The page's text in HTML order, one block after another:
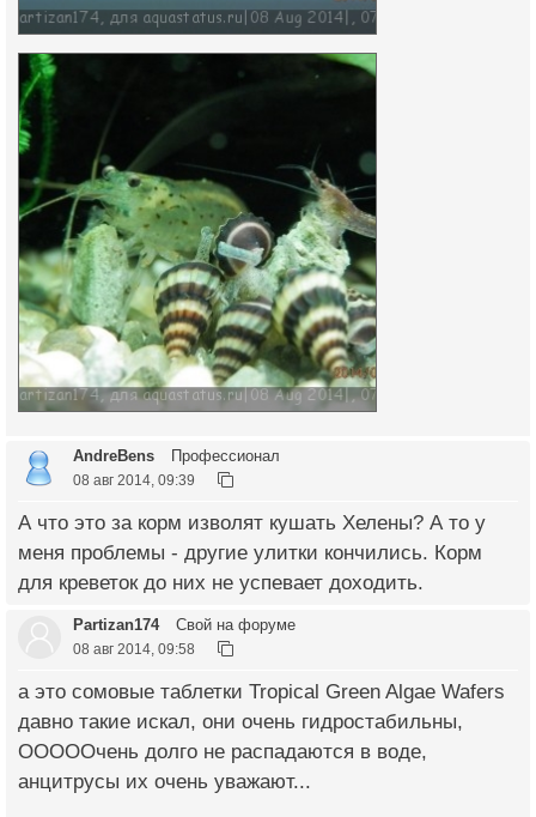
AndreBens Профессионал
08 авг 2014, 09:39
А что это за корм изволят кушать Хелены? А то у
меня проблемы - другие улитки кончились. Корм
для креветок до них не успевает доходить.
Partizan174 Свой на форуме
08 авг 2014, 09:58
а это сомовые таблетки Tropical Green Algae Wafers
давно такие искал, они очень гидростабильны,
ОООООчень долго не распадаются в воде,
анцитрусы их очень уважают...